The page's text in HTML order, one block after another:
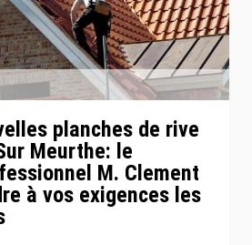
planches de rive
Meurthe: le
M. Clement
à vos exigences les